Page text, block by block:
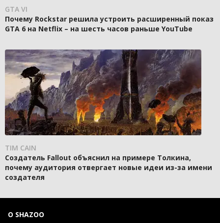
GTA VI
Почему Rockstar решила устроить расширенный показ
GTA 6 на Netflix – на шесть часов раньше YouTube
TIM CAIN
Создатель Fallout объяснил на примере Толкина,
почему аудитория отвергает новые идеи из-за имени
создателя
О SHAZOO